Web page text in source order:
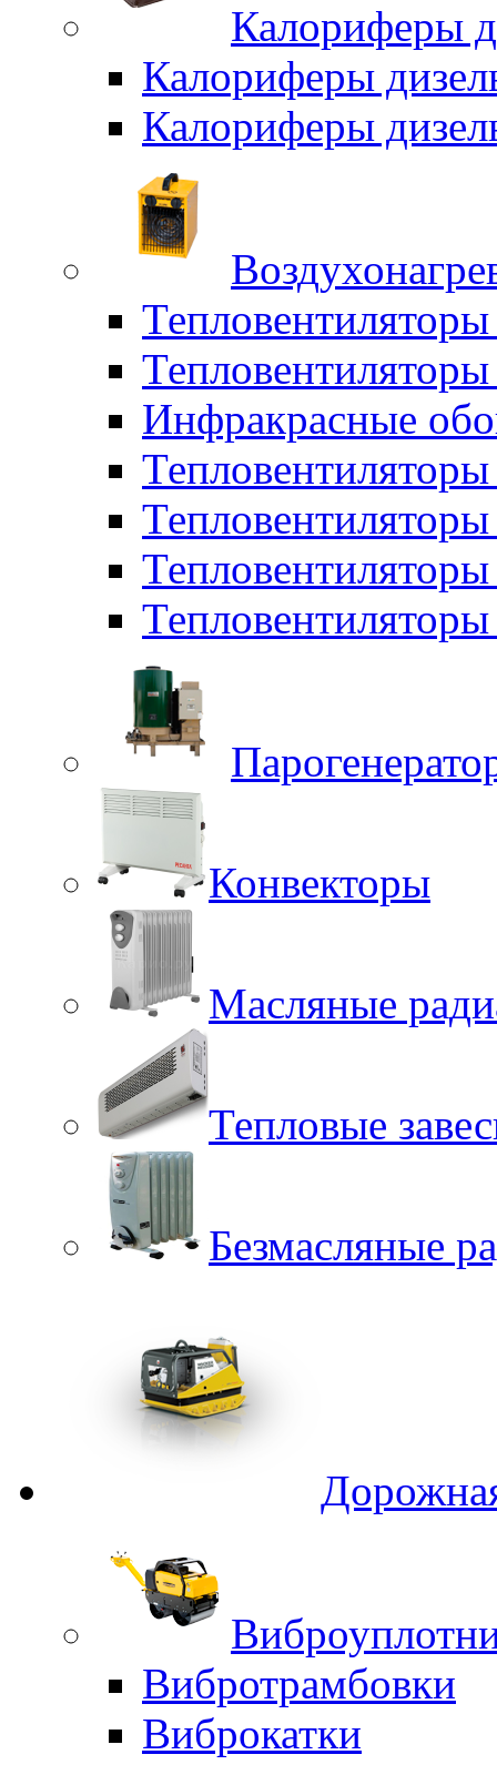
Калориферы
Калориферы
Калориферы
Тепловентиляторы
Инфракрасные
Конвекторы
Масляные
Тепловые
Безмасляные
Вибротрамбовки
Виброкатки